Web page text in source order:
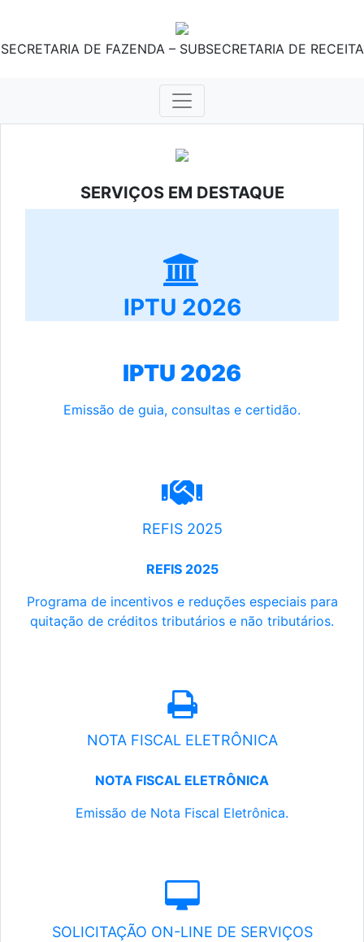
SECRETARIA DE FAZENDA – SUBSECRETARIA DE RECEITA
SERVIÇOS EM DESTAQUE
IPTU 2026
IPTU 2026
Emissão de guia, consultas e certidão.
REFIS 2025
REFIS 2025
Programa de incentivos e reduções especiais para
quitação de créditos tributários e não tributários.
NOTA FISCAL ELETRÔNICA
NOTA FISCAL ELETRÔNICA
Emissão de Nota Fiscal Eletrônica.
SOLICITAÇÃO ON-LINE DE SERVIÇOS